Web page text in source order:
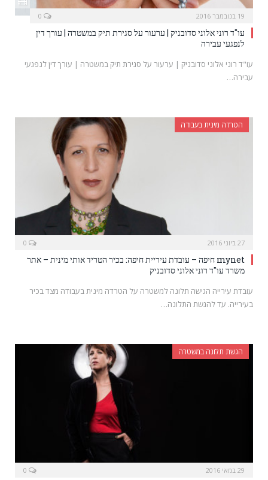
19 בנובמבר 2016
עו"ד רוני אלוני סדובניק | ערעור על סגירת תיק במשטרה | עורך דין
לנפגעי עבירה
עו"ד רוני אלוני סדובניק | ערעור על סגירת תיק במשטרה | עורך דין לנפגעי
עבירה…
הטרדה מינית בעבודה
27 ביוני 2016
mynet חיפה – עובדת עיריית חיפה: בכיר הטריד אותי מינית – אתר
משרד עו"ד רוני אלוני סדובניק
עובדת עירייה הגישה תלונה למשטרה על הטרדה מינית בעבודה מצד בכיר
בעירייה. עד להגשת התלונה…
הגשת תלונה במשטרה
29 במאי 2016